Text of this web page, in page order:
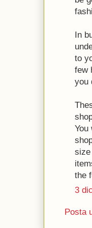
In
to
few
you
You
size
the
3
Posta